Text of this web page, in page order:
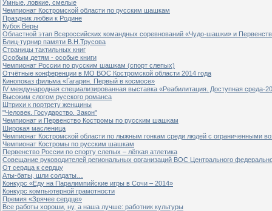
Умные, ловкие, смелые
Чемпионат Костромской области по русским шашкам
Праздник любви к Родине
Кубок Веры
Областной этап Всероссийских командных соревнований «Чудо-шашки» и
Блиц-турнир памяти В.Н.Трусова
Страницы тактильных книг
Особым детям - особые книги
Чемпионат России по русским шашкам (спорт слепых)
Отчётные конференции в МО ВОС Костромской области 2014 года
Кинопоказ фильма «Гагарин. Первый в космосе»
IV международная специализированная выставка «Реабилитация. Доступная среда-
Высоким слогом русского романса
Штрихи к портрету женщины
"Человек. Государство. Закон"
Чемпионат и Первенство Костромы по русским шашкам
Широкая масленица
Чемпионат Костромской области по лыжным гонкам среди людей с ограниченными
Чемпионат Костромы по русским шашкам
Первенство России по спорту слепых – лёгкая атлетика
Совещание руководителей региональных организаций ВОС Центрального
От сердца к сердцу
Аты-баты, шли солдаты…
Конкурс «Еду на Паралимпийские игры в Сочи – 2014»
Конкурс компьютерной грамотности
Премия «Зрячее сердце»
Все работы хороши, ну, а наша лучше: работник культуры